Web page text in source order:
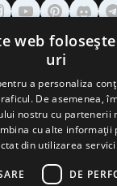
web
uri
a personaliza
De asemenea,
nostru cu partenerii
cu alte
din utilizarea
DE